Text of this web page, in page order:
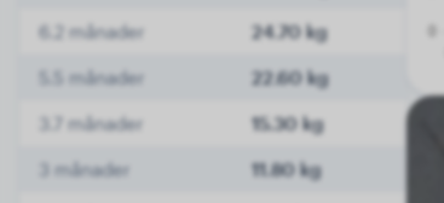
6.2 månader 24.70 kg
5.5 månader 22.60 kg
3.7 månader 15.30 kg
3 månader 11.80 kg